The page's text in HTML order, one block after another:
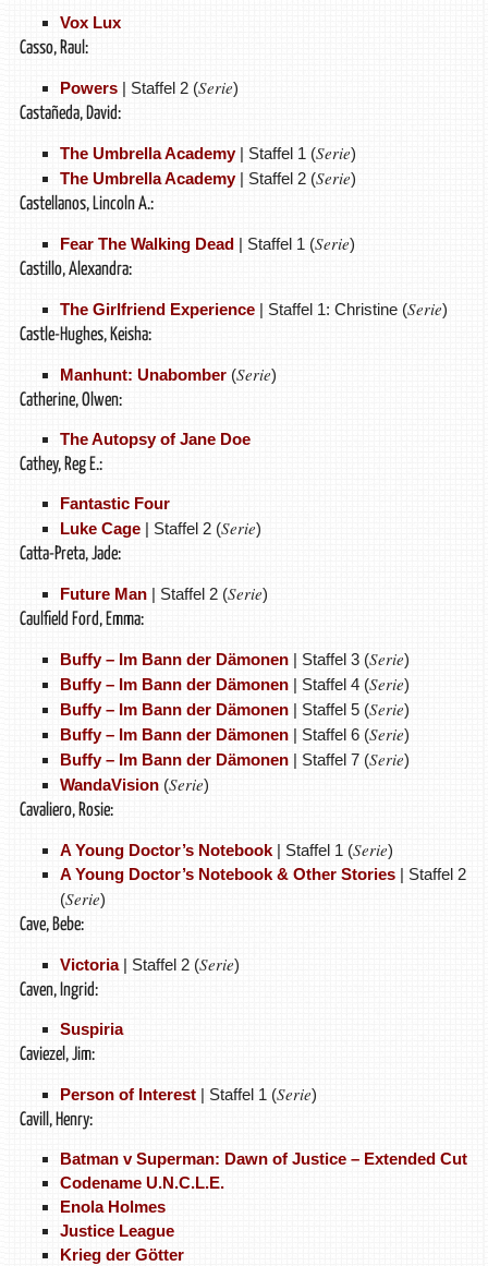
Vox Lux
Casso, Raul:
Powers | Staffel 2 (Serie)
Castañeda, David:
The Umbrella Academy| Staffel 1 (Serie)
The Umbrella Academy| Staffel 2 (Serie)
Castellanos, Lincoln A.:
Fear The Walking Dead | Staffel 1 (Serie)
Castillo, Alexandra:
The Girlfriend Experience | Staffel 1: Christine (Serie)
Castle-Hughes, Keisha:
Manhunt: Unabomber (Serie)
Catherine, Olwen:
The Autopsy of Jane Doe
Cathey, Reg E.:
Fantastic Four
Luke Cage | Staffel 2 (Serie)
Catta-Preta, Jade:
Future Man | Staffel 2 (Serie)
Caulfield Ford, Emma:
Buffy – Im Bann der Dämonen | Staffel 3 (Serie)
Buffy – Im Bann der Dämonen | Staffel 4 (Serie)
Buffy – Im Bann der Dämonen | Staffel 5 (Serie)
Buffy – Im Bann der Dämonen | Staffel 6 (Serie)
Buffy – Im Bann der Dämonen | Staffel 7 (Serie)
WandaVision (Serie)
Cavaliero, Rosie:
A Young Doctor’s Notebook | Staffel 1 (Serie)
A Young Doctor’s Notebook & Other Stories | Staffel 2
(Serie)
Cave, Bebe:
Victoria| Staffel 2 (Serie)
Caven, Ingrid:
Suspiria
Caviezel, Jim:
Person of Interest | Staffel 1 (Serie)
Cavill, Henry:
Batman v Superman: Dawn of Justice – Extended Cut
Codename U.N.C.L.E.
Enola Holmes
Justice League
Krieg der Götter